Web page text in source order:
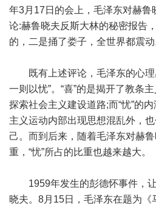
年3月17日的会上，毛泽东对赫鲁
论:赫鲁晓夫反斯大林的秘密报告
的，二是捅了娄子，全世界都震动
既有上述评论，毛泽东的心理
一则以忧”。“喜”的是揭开了教条
探索社会主义建设道路;而“忧”的
主义运动内部出现思想混乱外，
己。而到后来，随着毛泽东对赫
重，“忧”所占的比重也越来越大。
1959年发生的彭德怀事件，让
晓夫。8月15日，毛泽东在题为《